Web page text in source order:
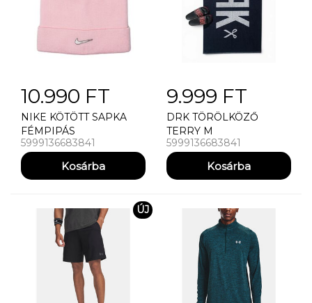
10.990 FT
NIKE KÖTÖTT SAPKA
FÉMPIPÁS
(GYEREKMÉRET)
PÚDER
5999136683841
9.999 FT
DRK TÖRÖLKÖZŐ
TERRY M
5999136683841
ÚJ